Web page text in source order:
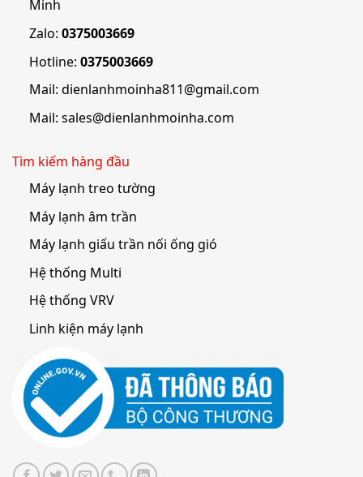
Minh
Zalo: 0375003669
Hotline: 0375003669
Mail: dienlanhmoinha811@gmail.com
Mail: sales@dienlanhmoinha.com
Tìm kiếm hàng đầu
Máy lạnh treo tường
Máy lạnh âm trần
Máy lạnh giấu trần nối ống gió
Hệ thống Multi
Hệ thống VRV
Linh kiện máy lạnh